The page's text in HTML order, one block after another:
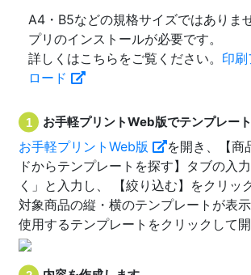
A4・B5などの規格サイズではありま
プリのインストールが必要です。
詳しくはこちらをご覧ください。 印
ロード
お手軽プリントWeb版でテンプレー
お手軽プリントWeb版
を開き、【商
ドからテンプレートを探す】タブの入
く」と入力し、
【絞り込む】をクリッ
対象商品の縦・横のテンプレートが表示
使用するテンプレートをクリックして開